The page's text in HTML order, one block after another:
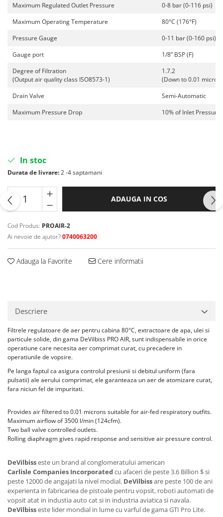
Filler
Filler UV
2.8 PREGATIREA VOPSELEI
Cupe mixare
Verificat vopseaua
Cartele verificat nuanta
Filtre vopsea
Diluant pentru pierdere
Diverse
Accelerator
2.9 VOPSELE AUTO
Vopsea Ready Mix
Vopsea industriala
Intaritor vopsea 2K
Lac auto HS
Lac auto Ceramic
Lac auto Mat
Lac auto Retus
Agent de matuire
INTRETINERE CABINE VOPSIT
2.11 CORECTIE VOPSEA
Indepartat impuritati
Reconditionat suprafete
2.12 POLISHARE
Pasta polish
Bureti Trizact
Bureti polish
Lavete polish
Maximum Regulated Outlet Pressure
0-8 bar (0-116 psi)
Maximum Operating Temperature
80°C (176°F)
Pressure Gauge
0-11 bar (0-160 psi)
Gauge port
1/8” BSP (F)
Degree of Filtration
(Output air quality class ISO8573-1)
1.7.2
(Down to 0.01
Drain Valve
Semi-Automatic
Maximum Pressure Drop
10% of Inlet Pressure
In stoc
Durata de livrare:2 -4 saptamani
ADAUGA IN COS
Cod Produs: PROAIR-2
Ai nevoie de ajutor?0740063200
Adauga la Favorite Cere informatii
Descriere
Filtrele regulatoare de aer pentru cabina 80°C, extractoare de apa, ulei si
particule solide, din gama DeVilbiss PRO AIR, sunt indispensabile in orice
operatiune care necesita aer comprimat curat, cu precadere in
operatiunile de vopsire.
Pe langa faptul ca asigura controlul presiunii si debitul uniform (fara
pulsatii) ale aerului comprimat, ele garanteaza un aer de atomizare curat,
fara niciun fel de impuritati.
Provides air filtered to 0.01 microns suitable for air-fed respiratory outfits.
Maximum airflow of 3500 l/min (124cfm).
Two ball valve controlled outlets.
Rolling diaphragm gives rapid response and sensitive air pressure control.
DeVilbisseste un brand al conglomeratului american
Carlisle Companies Incorporatedcu afaceri de peste 3.6 Billion $ si
peste 12000 de angajati la nivel modial. DeVilbissare peste 100 de ani
experienta in fabricariea de pistoale pentru vopsit, roboti automati de
vopsit atat in industia auto cat si in industria aviatica si navala.
DeVilbisseste lider mondial in lume cu varful de gama GTI Pro Lite.